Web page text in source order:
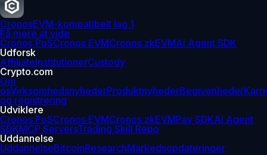
CronosEVM-kompatibelt lag 1
Få mere at vide
Cronos PoSCronos EVMCronos zkEVMAI Agent SDK
Udforsk
AffiliateInstitutionerCustody
Crypto.com
Om
osVirksomhedsnyhederProduktnyhederBegivenheder
og registrering
Udviklere
Cronos PoSCronos EVMCronos zkEVMPay SDKAI Agent
SDKMCP ServersTrading Skill Repo
Uddannelse
UddannelseBitcoinResearchMarkedsopdateringer